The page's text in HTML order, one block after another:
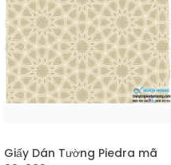
Giấy Dán Tường Piedra mã